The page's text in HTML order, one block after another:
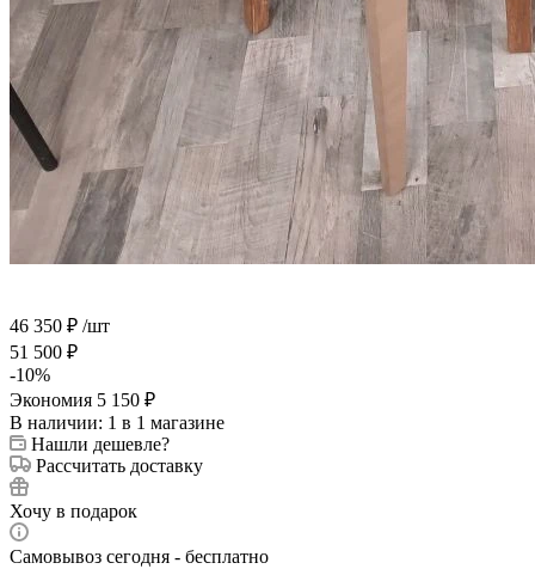
46 350 ₽ /шт
51 500 ₽
-10%
Экономия 5 150 ₽
В наличии: 1 в 1 магазине
Нашли дешевле?
Рассчитать доставку
Хочу в подарок
Самовывоз сегодня - бесплатно